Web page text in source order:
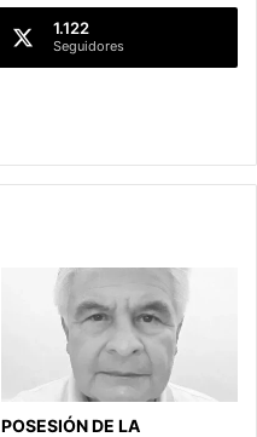
1.122
Seguidores
POSESIÓN DE LA